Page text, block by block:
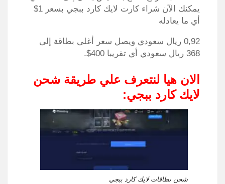
يمكنك الآن شراء كارت لايك كارد ببجي بسعر 1$
أي ما يعادله
0,92 ريال سعودي ويصل سعر أغلى بطاقة إلى
368 ريال سعودي أي تقريبا 400$.
الان هيا لنتعرف علي طريقة شحن
لايك كارد ببجي:
شحن بطاقات لايك كارد ببجي